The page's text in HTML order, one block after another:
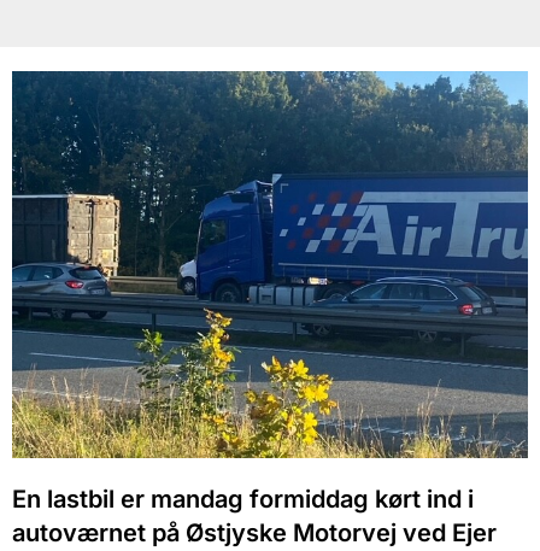
En lastbil er mandag formiddag kørt ind i
autoværnet på Østjyske Motorvej ved Ejer